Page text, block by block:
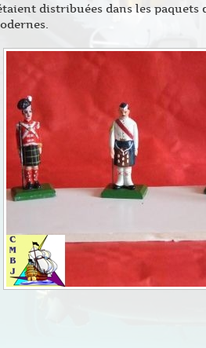
distribuées dans les paquets